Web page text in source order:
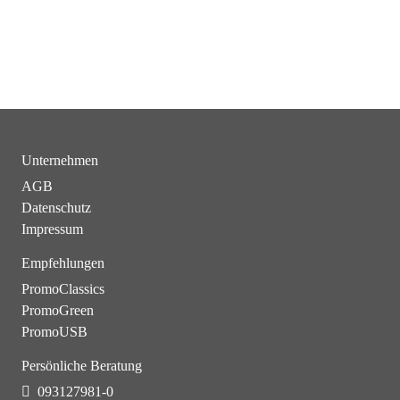
Unternehmen
AGB
Datenschutz
Impressum
Empfehlungen
PromoClassics
PromoGreen
PromoUSB
Persönliche Beratung
093127981-0